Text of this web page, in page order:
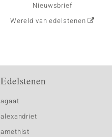
Nieuwsbrief
Wereld van edelstenen
Edelstenen
agaat
alexandriet
amethist